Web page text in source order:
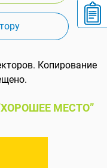
Копирование
МЕСТО”